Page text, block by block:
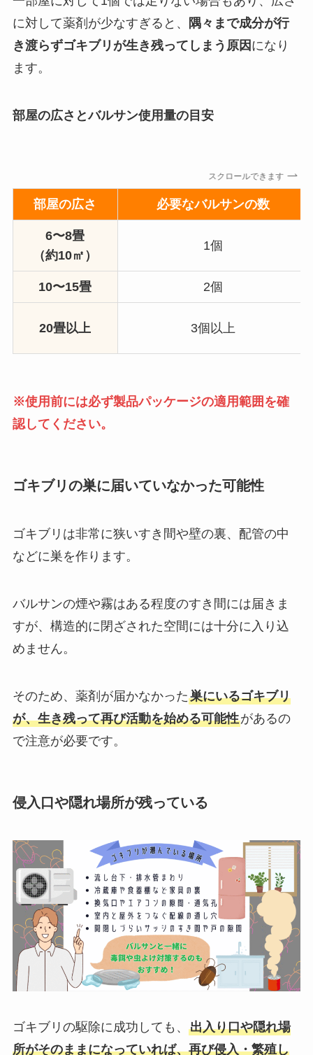
に対して薬剤が少なすぎると、
隅々まで成分が行
き渡らずゴキブリが生き残ってしまう原因 になり
ます。
部屋の広さとバルサン使用量の目安
スクロールできます
部屋の広さ 必要なバルサンの数
6〜8畳
（約10㎡）
1個
10〜15畳 2個
20畳以上 3個以上
※使用前には必ず製品パッケージの適用範囲を確
認してください。
ゴキブリの巣に届いていなかった可能性
ゴキブリは非常に狭いすき間や壁の裏、配管の中
などに巣を作ります。
バルサンの煙や霧はある程度のすき間には届きま
すが、構造的に閉ざされた空間には十分に入り込
めません。
そのため、薬剤が届かなかった巣にいるゴキブリ
が、生き残って再び活動を始める可能性があるの
で注意が必要です。
侵入口や隠れ場所が残っている
ゴキブリの駆除に成功しても、 出入り口や隠れ場
所がそのままになっていれば、再び侵入・繁殖し